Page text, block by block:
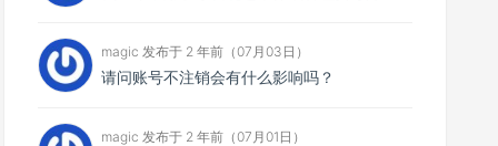
magic 发布于 2 年前（07月03日）
请问账号不注销会有什么影响吗？
magic 发布于 2 年前（07月01日）